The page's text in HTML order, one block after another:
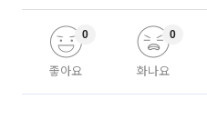
좋아요
0
화나요
0